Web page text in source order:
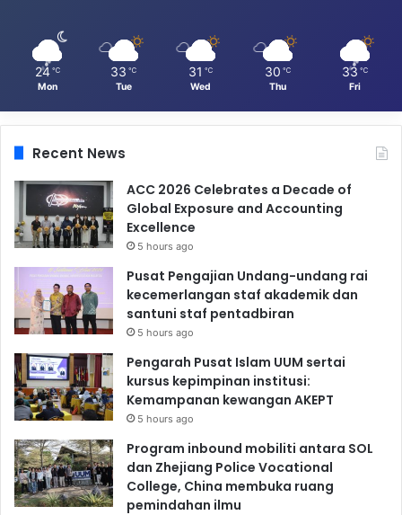
24 ℃
Mon
33 ℃
Tue
31 ℃
Wed
30 ℃
Thu
33 ℃
Fri
Recent News
ACC 2026 Celebrates a Decade of
Global Exposure and Accounting
Excellence
5 hours ago
Pusat Pengajian Undang-undang rai
kecemerlangan staf akademik dan
santuni staf pentadbiran
5 hours ago
Pengarah Pusat Islam UUM sertai
kursus kepimpinan institusi:
Kemampanan kewangan AKEPT
5 hours ago
Program inbound mobiliti antara SOL
dan Zhejiang Police Vocational
College, China membuka ruang
pemindahan ilmu